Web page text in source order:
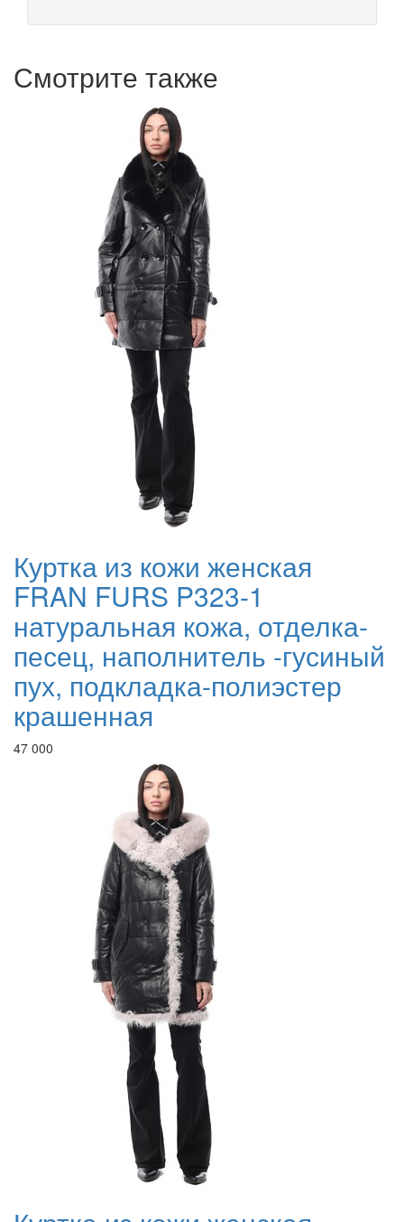
Смотрите также
Куртка из кожи женская
FRAN FURS P323-1
натуральная кожа, отделка-
песец, наполнитель -гусиный
пух, подкладка-полиэстер
крашенная
47 000